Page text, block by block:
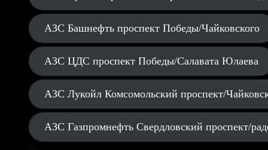
АЗС Башнефть проспект Победы/Чайковского
АЗС ЦДС проспект Победы/Салавата Юлаева
АЗС Лукойл Комсомольский проспект/
АЗС Газпромнефть Свердловский проспект/